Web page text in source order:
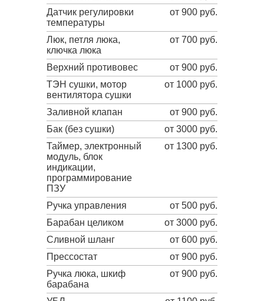
Датчик регулировки
температуры
от 900 руб.
Люк, петля люка,
ключка люка
от 700 руб.
Верхний противовес
от 900 руб.
ТЭН сушки, мотор
вентилятора сушки
от 1000 руб.
Заливной клапан
от 900 руб.
Бак (без сушки)
от 3000 руб.
Таймер, электронный
модуль, блок
индикации,
программирование
ПЗУ
от 1300 руб.
Ручка управления
от 500 руб.
Барабан целиком
от 3000 руб.
Сливной шланг
от 600 руб.
Прессостат
от 900 руб.
Ручка люка, шкиф
барабана
от 900 руб.